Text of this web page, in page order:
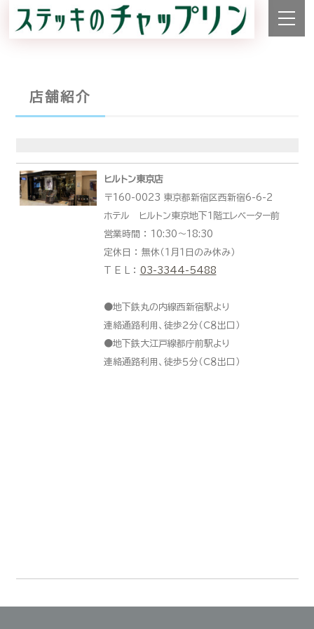
店舗紹介
ヒルトン東京店
〒160-0023 東京都新宿区西新宿6-6-2
ホテル ヒルトン東京地下１階エレベーター前
営業時間 ： 10:30～18:30
定休日 ： 無休（１月１日のみ休み）
T E L ： 03-3344-5488
●地下鉄丸の内線西新宿駅より
連絡通路利用、徒歩２分（Ｃ８出口）
●地下鉄大江戸線都庁前駅より
連絡通路利用、徒歩５分（Ｃ８出口）